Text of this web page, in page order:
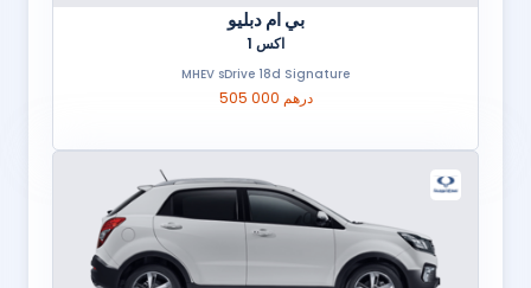
بي ام دبليو
اكس 1
MHEV sDrive 18d Signature
505 000 درهم